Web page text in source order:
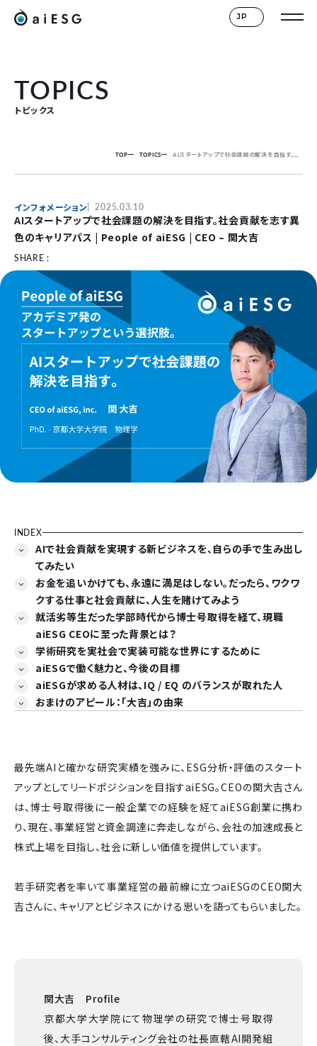
JP
TOPICS
トピックス
TOP TOPICS AIスタートアップで社会課題の解決を目指す。社会貢献を志す異色のキャリアパス | People of aiESG | CEO – 関大吉
インフォメーション 2025.03.10
AIスタートアップで社会課題の解決を目指す。社会貢献を志す異
色のキャリアパス | People of aiESG | CEO – 関大吉
SHARE :
INDEX
AIで社会貢献を実現する新ビジネスを、自らの手で生み出し
てみたい
お金を追いかけても、永遠に満足はしない。だったら、ワクワ
クする仕事と社会貢献に、人生を賭けてみよう
就活劣等生だった学部時代から博士号取得を経て、現職
aiESG CEOに至った背景とは？
学術研究を実社会で実装可能な世界にするために
aiESGで働く魅力と、今後の目標
aiESGが求める人材は、IQ / EQ のバランスが取れた人
おまけのアピール：「大吉」の由来
最先端AIと確かな研究実績を強みに、ESG分析・評価のスタート
アップとしてリードポジションを目指すaiESG。CEOの関大吉さん
は、博士号取得後に一般企業での経験を経てaiESG創業に携わ
り、現在、事業経営と資金調達に奔走しながら、会社の加速成長と
株式上場を目指し、社会に新しい価値を提供しています。
若手研究者を率いて事業経営の最前線に立つaiESGのCEO関大
吉さんに、キャリアとビジネスにかける思いを語ってもらいました。
関大吉 Profile
京都大学大学院にて物理学の研究で博士号取得
後、大手コンサルティング会社の社長直轄AI開発組